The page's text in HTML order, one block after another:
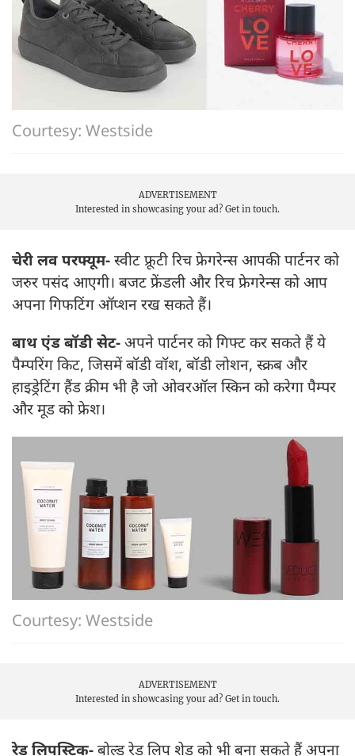
Courtesy: Westside
ADVERTISEMENT
Interested in showcasing your ad? Get in touch.
चेरी लव परफ्यूम-स्वीट फ्रूटी रिच फ्रेगरेन्स आपकी पार्टनर को
जरुर पसंद आएगी। बजट फ्रेंडली और रिच फ्रेगरेन्स को आप
अपना गिफटिंग ऑप्शन रख सकते हैं।
बाथ एंड बॉडी सेट-अपने पार्टनर को गिफ्ट कर सकते हैं ये
पैम्परिंग किट, जिसमें बॉडी वॉश, बॉडी लोशन, स्क्रब और
हाइड्रेटिंग हैंड क्रीम भी है जो ओवरऑल स्किन को करेगा पैम्पर
और मूड को फ्रेश।
Courtesy: Westside
ADVERTISEMENT
Interested in showcasing your ad? Get in touch.
रेड लिपस्टिक-बोल्ड रेड लिप शेड को भी बना सकते हैं अपना